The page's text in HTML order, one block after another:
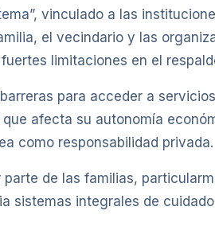
vinculado a las
el vecindario y las
limitaciones en el
para acceder a
afecta su autonomía
como responsabilidad privada.
de las familias,
sistemas integrales de